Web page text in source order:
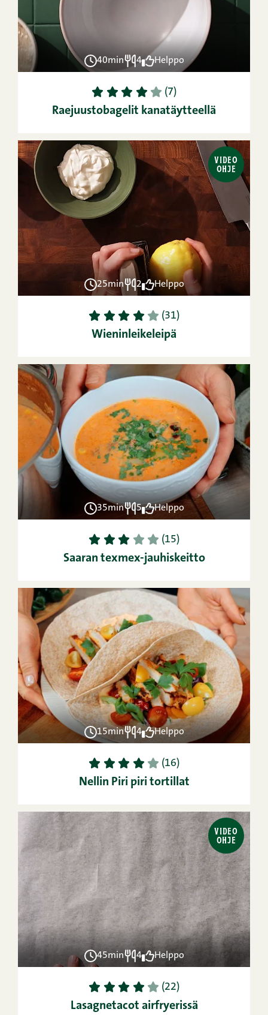
40min 4 Helppo
1 2 3 4 5 (7)
Raejuustobagelit kanatäytteellä
VIDEO
OHJE
25min 2 Helppo
1 2 3 4 5 (31)
Wieninleikeleipä
35min 5 Helppo
1 2 3 4 5 (15)
Saaran texmex-jauhiskeitto
15min 4 Helppo
1 2 3 4 5 (16)
Nellin Piri piri tortillat
VIDEO
OHJE
45min 4 Helppo
1 2 3 4 5 (22)
Lasagnetacot airfryerissä